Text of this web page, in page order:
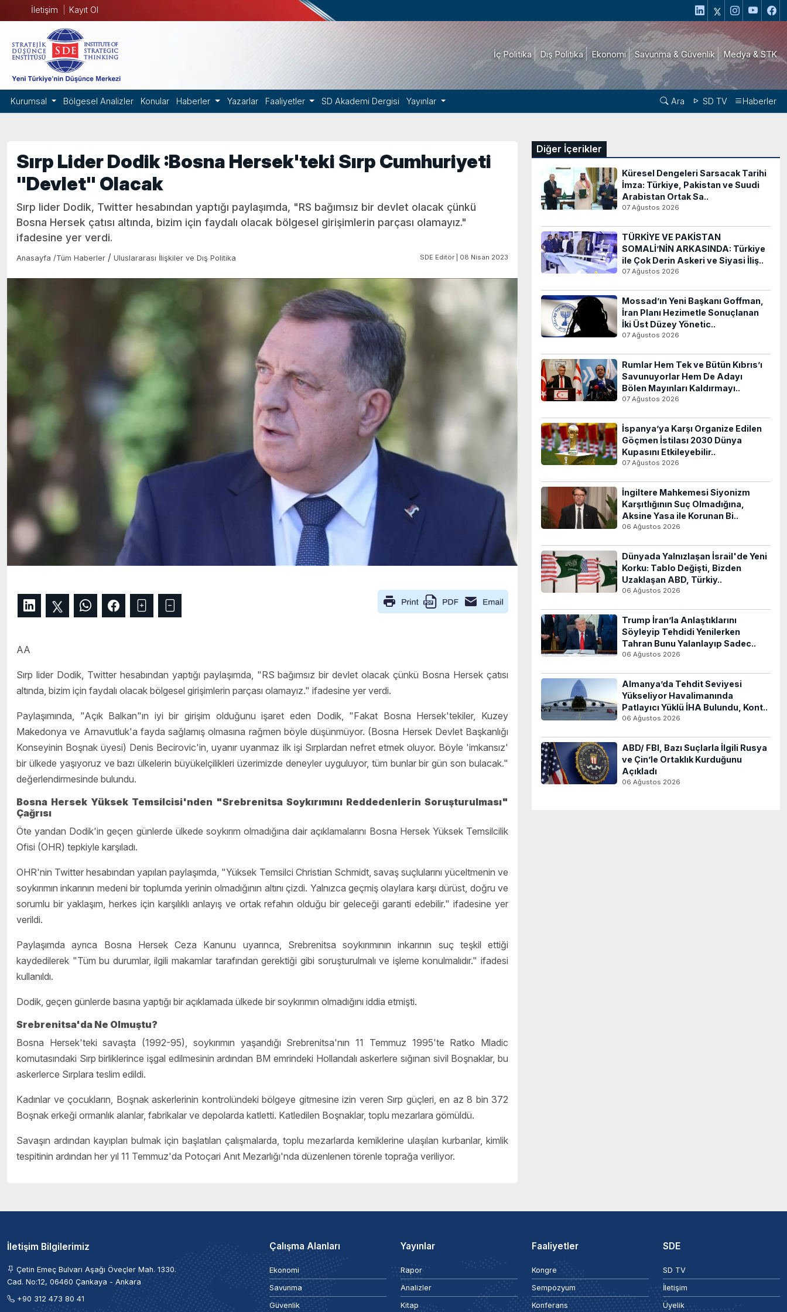
İletişim Kayıt Ol
İç Politika Dış Politika Ekonomi Savunma & Güvenlik Medya & STK
Kurumsal Bölgesel Analizler Konular Haberler Yazarlar Faaliyetler SD Akademi Dergisi Yayınlar Ara SD TV Haberler
Sırp Lider Dodik :Bosna Hersek'teki Sırp Cumhuriyeti
"Devlet" Olacak
Sırp lider Dodik, Twitter hesabından yaptığı paylaşımda, "RS bağımsız bir devlet olacak çünkü
Bosna Hersek çatısı altında, bizim için faydalı olacak bölgesel girişimlerin parçası olamayız."
ifadesine yer verdi.
Anasayfa /Tüm Haberler / Uluslararası İlişkiler ve Dış Politika SDE Editör | 08 Nisan 2023
AA
Sırp lider Dodik, Twitter hesabından yaptığı paylaşımda, "RS bağımsız bir devlet olacak çünkü Bosna Hersek çatısı
altında, bizim için faydalı olacak bölgesel girişimlerin parçası olamayız." ifadesine yer verdi.
Paylaşımında, "Açık Balkan"ın iyi bir girişim olduğunu işaret eden Dodik, "Fakat Bosna Hersek'tekiler, Kuzey
Makedonya ve Arnavutluk'a fayda sağlamış olmasına rağmen böyle düşünmüyor. (Bosna Hersek Devlet Başkanlığı
Konseyinin Boşnak üyesi) Denis Becirovic'in, uyanır uyanmaz ilk işi Sırplardan nefret etmek oluyor. Böyle 'imkansız'
bir ülkede yaşıyoruz ve bazı ülkelerin büyükelçilikleri üzerimizde deneyler uyguluyor, tüm bunlar bir gün son bulacak."
değerlendirmesinde bulundu.
Bosna Hersek Yüksek Temsilcisi'nden "Srebrenitsa Soykırımını Reddedenlerin Soruşturulması"
Çağrısı
Öte yandan Dodik'in geçen günlerde ülkede soykırım olmadığına dair açıklamalarını Bosna Hersek Yüksek Temsilcilik
Ofisi (OHR) tepkiyle karşıladı.
OHR'nin Twitter hesabından yapılan paylaşımda, "Yüksek Temsilci Christian Schmidt, savaş suçlularını yüceltmenin ve
soykırımın inkarının medeni bir toplumda yerinin olmadığının altını çizdi. Yalnızca geçmiş olaylara karşı dürüst, doğru ve
sorumlu bir yaklaşım, herkes için karşılıklı anlayış ve ortak refahın olduğu bir geleceği garanti edebilir." ifadesine yer
verildi.
Paylaşımda ayrıca Bosna Hersek Ceza Kanunu uyarınca, Srebrenitsa soykırımının inkarının suç teşkil ettiği
kaydedilerek "Tüm bu durumlar, ilgili makamlar tarafından gerektiği gibi soruşturulmalı ve işleme konulmalıdır." ifadesi
kullanıldı.
Dodik, geçen günlerde basına yaptığı bir açıklamada ülkede bir soykırımın olmadığını iddia etmişti.
Srebrenitsa'da Ne Olmuştu?
Bosna Hersek'teki savaşta (1992-95), soykırımın yaşandığı Srebrenitsa'nın 11 Temmuz 1995'te Ratko Mladic
komutasındaki Sırp birliklerince işgal edilmesinin ardından BM emrindeki Hollandalı askerlere sığınan sivil Boşnaklar, bu
askerlerce Sırplara teslim edildi.
Kadınlar ve çocukların, Boşnak askerlerinin kontrolündeki bölgeye gitmesine izin veren Sırp güçleri, en az 8 bin 372
Boşnak erkeği ormanlık alanlar, fabrikalar ve depolarda katletti. Katledilen Boşnaklar, toplu mezarlara gömüldü.
Savaşın ardından kayıpları bulmak için başlatılan çalışmalarda, toplu mezarlarda kemiklerine ulaşılan kurbanlar, kimlik
tespitinin ardından her yıl 11 Temmuz'da Potoçari Anıt Mezarlığı'nda düzenlenen törenle toprağa veriliyor.
Diğer İçerikler
Küresel Dengeleri Sarsacak Tarihi
İmza: Türkiye, Pakistan ve Suudi
Arabistan Ortak Sa..
07 Ağustos 2026
TÜRKİYE VE PAKİSTAN
SOMALİ’NİN ARKASINDA: Türkiye
ile Çok Derin Askeri ve Siyasi İliş..
07 Ağustos 2026
Mossad’ın Yeni Başkanı Goffman,
İran Planı Hezimetle Sonuçlanan
İki Üst Düzey Yönetic..
07 Ağustos 2026
Rumlar Hem Tek ve Bütün Kıbrıs’ı
Savunuyorlar Hem De Adayı
Bölen Mayınları Kaldırmayı..
07 Ağustos 2026
İspanya’ya Karşı Organize Edilen
Göçmen İstilası 2030 Dünya
Kupasını Etkileyebilir..
07 Ağustos 2026
İngiltere Mahkemesi Siyonizm
Karşıtlığının Suç Olmadığına,
Aksine Yasa ile Korunan Bi..
06 Ağustos 2026
Dünyada Yalnızlaşan İsrail'de Yeni
Korku: Tablo Değişti, Bizden
Uzaklaşan ABD, Türkiy..
06 Ağustos 2026
Trump İran’la Anlaştıklarını
Söyleyip Tehdidi Yenilerken
Tahran Bunu Yalanlayıp Sadec..
06 Ağustos 2026
Almanya’da Tehdit Seviyesi
Yükseliyor Havalimanında
Patlayıcı Yüklü İHA Bulundu, Kont..
06 Ağustos 2026
ABD/ FBI, Bazı Suçlarla İlgili Rusya
ve Çin’le Ortaklık Kurduğunu
Açıkladı
06 Ağustos 2026
İletişim Bilgilerimiz
Çetin Emeç Bulvarı Aşağı Öveçler Mah. 1330.
Cad. No:12, 06460 Çankaya - Ankara
+90 312 473 80 41
Çalışma Alanları
Ekonomi
Savunma
Güvenlik
Yayınlar
Rapor
Analizler
Kitap
Faaliyetler
Kongre
Sempozyum
Konferans
SDE
SD TV
İletişim
Üyelik